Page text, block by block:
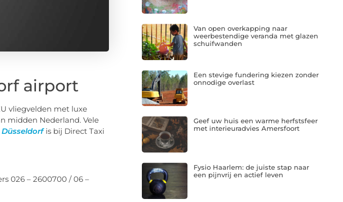
airport
vliegvelden met luxe
midden Nederland. Vele
is bij Direct Taxi
026 – 2600700 / 06 –
Van open overkapping naar
weerbestendige veranda met glazen
schuifwanden
Een stevige fundering kiezen zonder
onnodige overlast
Geef uw huis een warme herfstsfeer
met interieuradvies Amersfoort
Fysio Haarlem: de juiste stap naar
een pijnvrij en actief leven